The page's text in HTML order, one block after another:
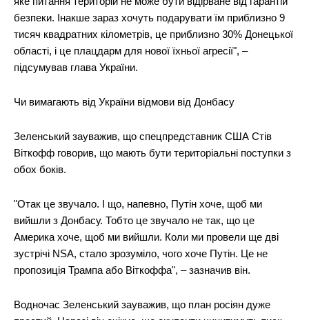
безпеки. Інакше зараз хочуть подарувати їм приблизно 9
тисяч квадратних кілометрів, це приблизно 30% Донецької
області, і це плацдарм для нової їхньої агресії", –
підсумував глава України.
Чи вимагають від України відмови від Донбасу
Зеленський зауважив, що спецпредставник США Стів
Віткофф говорив, що мають бути територіальні поступки з
обох боків.
"Отак це звучало. І що, напевно, Путін хоче, щоб ми
вийшли з Донбасу. Тобто це звучало не так, що це
Америка хоче, щоб ми вийшли. Коли ми провели ще дві
зустрічі NSA, стало зрозуміло, чого хоче Путін. Це не
пропозиція Трампа або Віткоффа", – зазначив він.
Водночас Зеленський зауважив, що план росіян дуже